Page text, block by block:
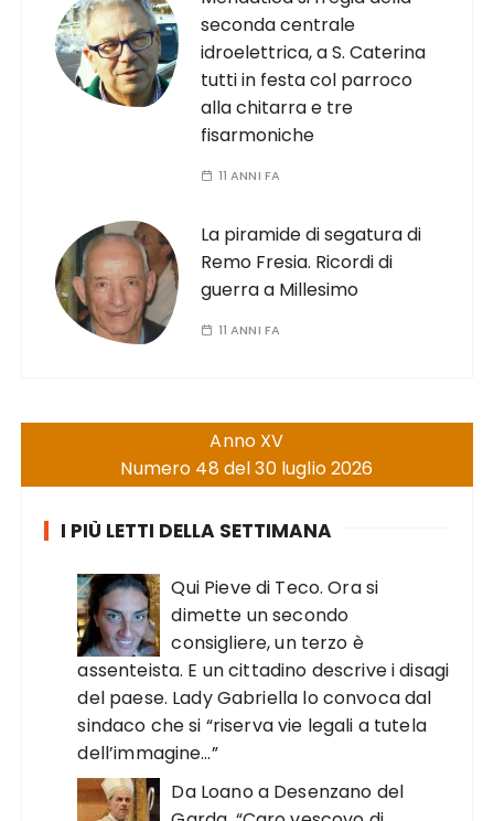
seconda centrale
idroelettrica, a S. Caterina
tutti in festa col parroco
alla chitarra e tre
fisarmoniche
11 ANNI FA
La piramide di segatura di
Remo Fresia. Ricordi di
guerra a Millesimo
11 ANNI FA
Anno XV
Numero 48 del 30 luglio 2026
I PIÙ LETTI DELLA SETTIMANA
Qui Pieve di Teco. Ora si
dimette un secondo
consigliere, un terzo è
assenteista. E un cittadino descrive i disagi
del paese. Lady Gabriella lo convoca dal
sindaco che si “riserva vie legali a tutela
dell’immagine…”
Da Loano a Desenzano del